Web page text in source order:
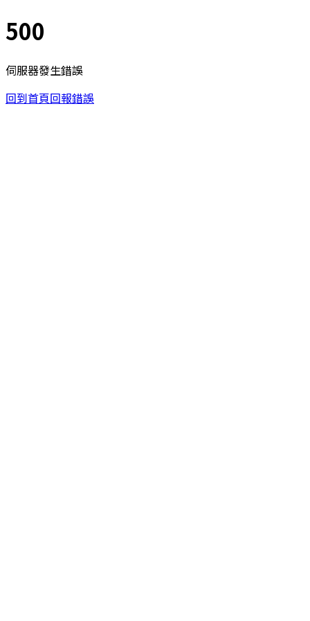
500
伺服器發生錯誤
回到首頁回報錯誤